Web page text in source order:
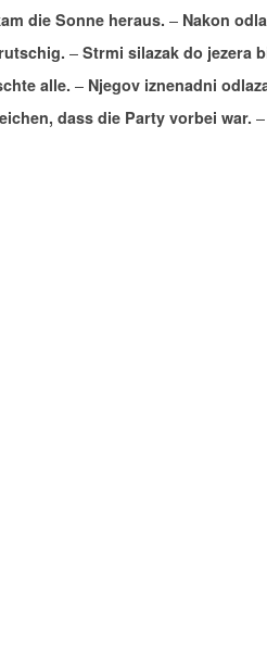
die Sonne heraus. – Nakon
– Strmi silazak do jezera
alle. – Njegov iznenadni
dass die Party vorbei war. –